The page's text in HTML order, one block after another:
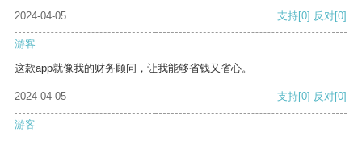
2024-04-05
支持[0] 反对[0]
游客
这款app就像我的财务顾问，让我能够省钱又省心。
2024-04-05 支持[0] 反对[0]
游客